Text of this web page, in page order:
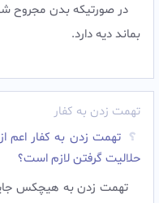
در صورتیکه بدن مجروح
بماند دیه دارد.
تهمت زدن به کفار
تهمت زدن به کفار اعم
حلالیت گرفتن لازم است؟
تهمت زدن به هیچکس جایز